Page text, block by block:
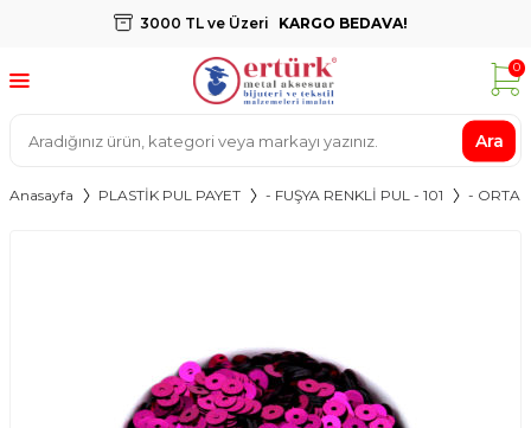
3000 TL ve Üzeri KARGO BEDAVA!
Ara
0
Anasayfa PLASTİK PUL PAYET - FUŞYA RENKLİ PUL - 101 -